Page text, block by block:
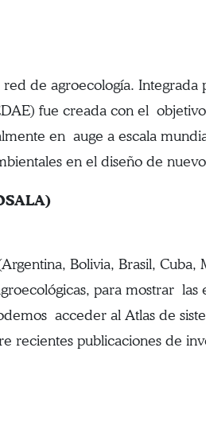
de agroecología.
fue creada con el
en auge a escala
en el diseño de
Bolivia, Brasil,
para mostrar las
acceder al Atlas de
recientes publicaciones de